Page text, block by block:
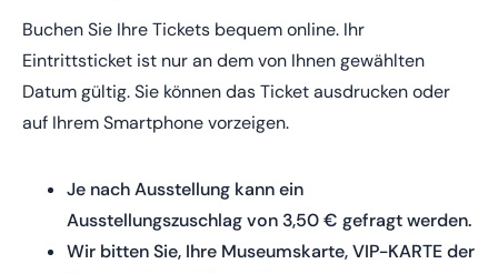
Buchen Sie Ihre Tickets bequem online. Ihr
Eintrittsticket ist nur an dem von Ihnen gewählten
Datum gültig. Sie können das Ticket ausdrucken oder
auf Ihrem Smartphone vorzeigen.
Je nach Ausstellung kann ein
Ausstellungszuschlag von 3,50 € gefragt werden.
Wir bitten Sie, Ihre Museumskarte, VIP-KARTE der